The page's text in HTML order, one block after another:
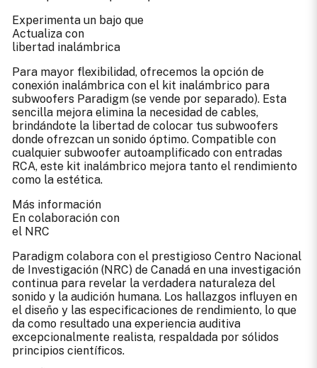
Experimenta un bajo que
Actualiza con
libertad inalámbrica
Para mayor flexibilidad, ofrecemos la opción de
conexión inalámbrica con el kit inalámbrico para
subwoofers Paradigm (se vende por separado). Esta
sencilla mejora elimina la necesidad de cables,
brindándote la libertad de colocar tus subwoofers
donde ofrezcan un sonido óptimo. Compatible con
cualquier subwoofer autoamplificado con entradas
RCA, este kit inalámbrico mejora tanto el rendimiento
como la estética.
Más información
En colaboración con
el NRC
Paradigm colabora con el prestigioso Centro Nacional
de Investigación (NRC) de Canadá en una investigación
continua para revelar la verdadera naturaleza del
sonido y la audición humana. Los hallazgos influyen en
el diseño y las especificaciones de rendimiento, lo que
da como resultado una experiencia auditiva
excepcionalmente realista, respaldada por sólidos
principios científicos.